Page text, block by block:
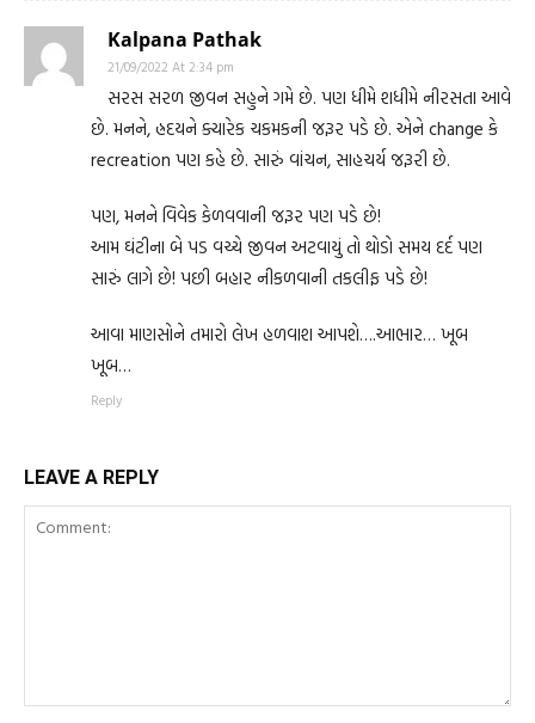
Kalpana Pathak
21/09/2022 At 2:34 pm
સરસ સરળ જીવન સહુને ગમે છે. પણ ધીમે શધીમે નીરસતા આવે
છે. મનને, હ્રદયને ક્યારેક ચકમકની જરૂર પડે છે. એને change કે
recreation પણ કહે છે. સારું વાંચન, સાહચર્ય જરૂરી છે.
પણ, મનને વિવેક કેળવવાની જરૂર પણ પડે છે!
આમ ઘંટીના બે પડ વચ્ચે જીવન અટવાયું તો થોડો સમય દર્દ પણ
સારું લાગે છે! પછી બહાર નીકળવાની તકલીફ પડે છે!
આવા માણસોને તમારો લેખ હળવાશ આપશે….આભાર… ખૂબ
ખૂબ…
Reply
LEAVE A REPLY